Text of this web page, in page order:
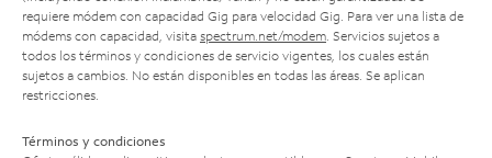
requiere módem con capacidad Gig para velocidad Gig. Para ver una lista de
módems con capacidad, visita spectrum.net/modem . Servicios sujetos a
todos los términos y condiciones de servicio vigentes, los cuales están
sujetos a cambios. No están disponibles en todas las áreas. Se aplican
restricciones.
Términos y condiciones